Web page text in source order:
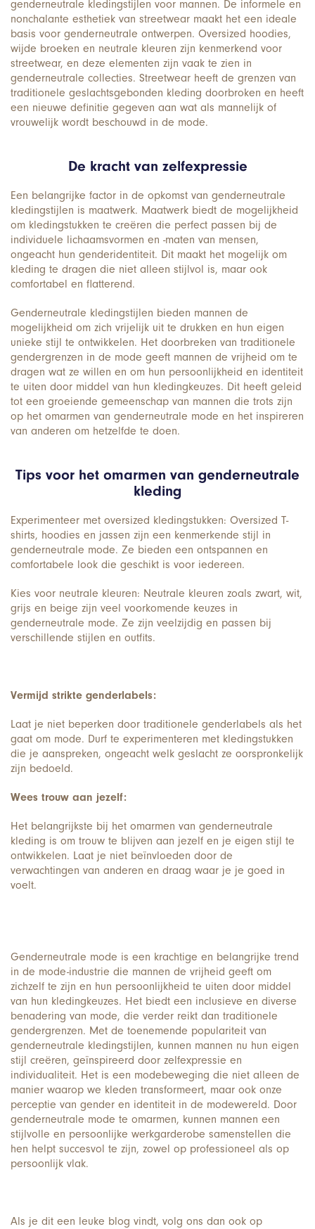
genderneutrale kledingstijlen voor mannen. De informele en
nonchalante esthetiek van streetwear maakt het een ideale
basis voor genderneutrale ontwerpen. Oversized hoodies,
wijde broeken en neutrale kleuren zijn kenmerkend voor
streetwear, en deze elementen zijn vaak te zien in
genderneutrale collecties. Streetwear heeft de grenzen van
traditionele geslachtsgebonden kleding doorbroken en heeft
een nieuwe definitie gegeven aan wat als mannelijk of
vrouwelijk wordt beschouwd in de mode.
De kracht van zelfexpressie
Een belangrijke factor in de opkomst van genderneutrale
kledingstijlen is maatwerk. Maatwerk biedt de mogelijkheid
om kledingstukken te creëren die perfect passen bij de
individuele lichaamsvormen en -maten van mensen,
ongeacht hun genderidentiteit. Dit maakt het mogelijk om
kleding te dragen die niet alleen stijlvol is, maar ook
comfortabel en flatterend.
Genderneutrale kledingstijlen bieden mannen de
mogelijkheid om zich vrijelijk uit te drukken en hun eigen
unieke stijl te ontwikkelen. Het doorbreken van traditionele
gendergrenzen in de mode geeft mannen de vrijheid om te
dragen wat ze willen en om hun persoonlijkheid en identiteit
te uiten door middel van hun kledingkeuzes. Dit heeft geleid
tot een groeiende gemeenschap van mannen die trots zijn
op het omarmen van genderneutrale mode en het inspireren
van anderen om hetzelfde te doen.
Tips voor het omarmen van genderneutrale
kleding
Experimenteer met oversized kledingstukken: Oversized T-
shirts, hoodies en jassen zijn een kenmerkende stijl in
genderneutrale mode. Ze bieden een ontspannen en
comfortabele look die geschikt is voor iedereen.
Kies voor neutrale kleuren: Neutrale kleuren zoals zwart, wit,
grijs en beige zijn veel voorkomende keuzes in
genderneutrale mode. Ze zijn veelzijdig en passen bij
verschillende stijlen en outfits.
Vermijd strikte genderlabels:
Laat je niet beperken door traditionele genderlabels als het
gaat om mode. Durf te experimenteren met kledingstukken
die je aanspreken, ongeacht welk geslacht ze oorspronkelijk
zijn bedoeld.
Wees trouw aan jezelf:
Het belangrijkste bij het omarmen van genderneutrale
kleding is om trouw te blijven aan jezelf en je eigen stijl te
ontwikkelen. Laat je niet beïnvloeden door de
verwachtingen van anderen en draag waar je je goed in
voelt.
Genderneutrale mode is een krachtige en belangrijke trend
in de mode-industrie die mannen de vrijheid geeft om
zichzelf te zijn en hun persoonlijkheid te uiten door middel
van hun kledingkeuzes. Het biedt een inclusieve en diverse
benadering van mode, die verder reikt dan traditionele
gendergrenzen. Met de toenemende populariteit van
genderneutrale kledingstijlen, kunnen mannen nu hun eigen
stijl creëren, geïnspireerd door zelfexpressie en
individualiteit. Het is een modebeweging die niet alleen de
manier waarop we kleden transformeert, maar ook onze
perceptie van gender en identiteit in de modewereld. Door
genderneutrale mode te omarmen, kunnen mannen een
stijlvolle en persoonlijke werkgarderobe samenstellen die
hen helpt succesvol te zijn, zowel op professioneel als op
persoonlijk vlak.
Als je dit een leuke blog vindt, volg ons dan ook op